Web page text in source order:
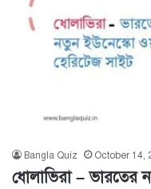
Bangla Quiz October 14,
ধোলাভিরা – ভারতের